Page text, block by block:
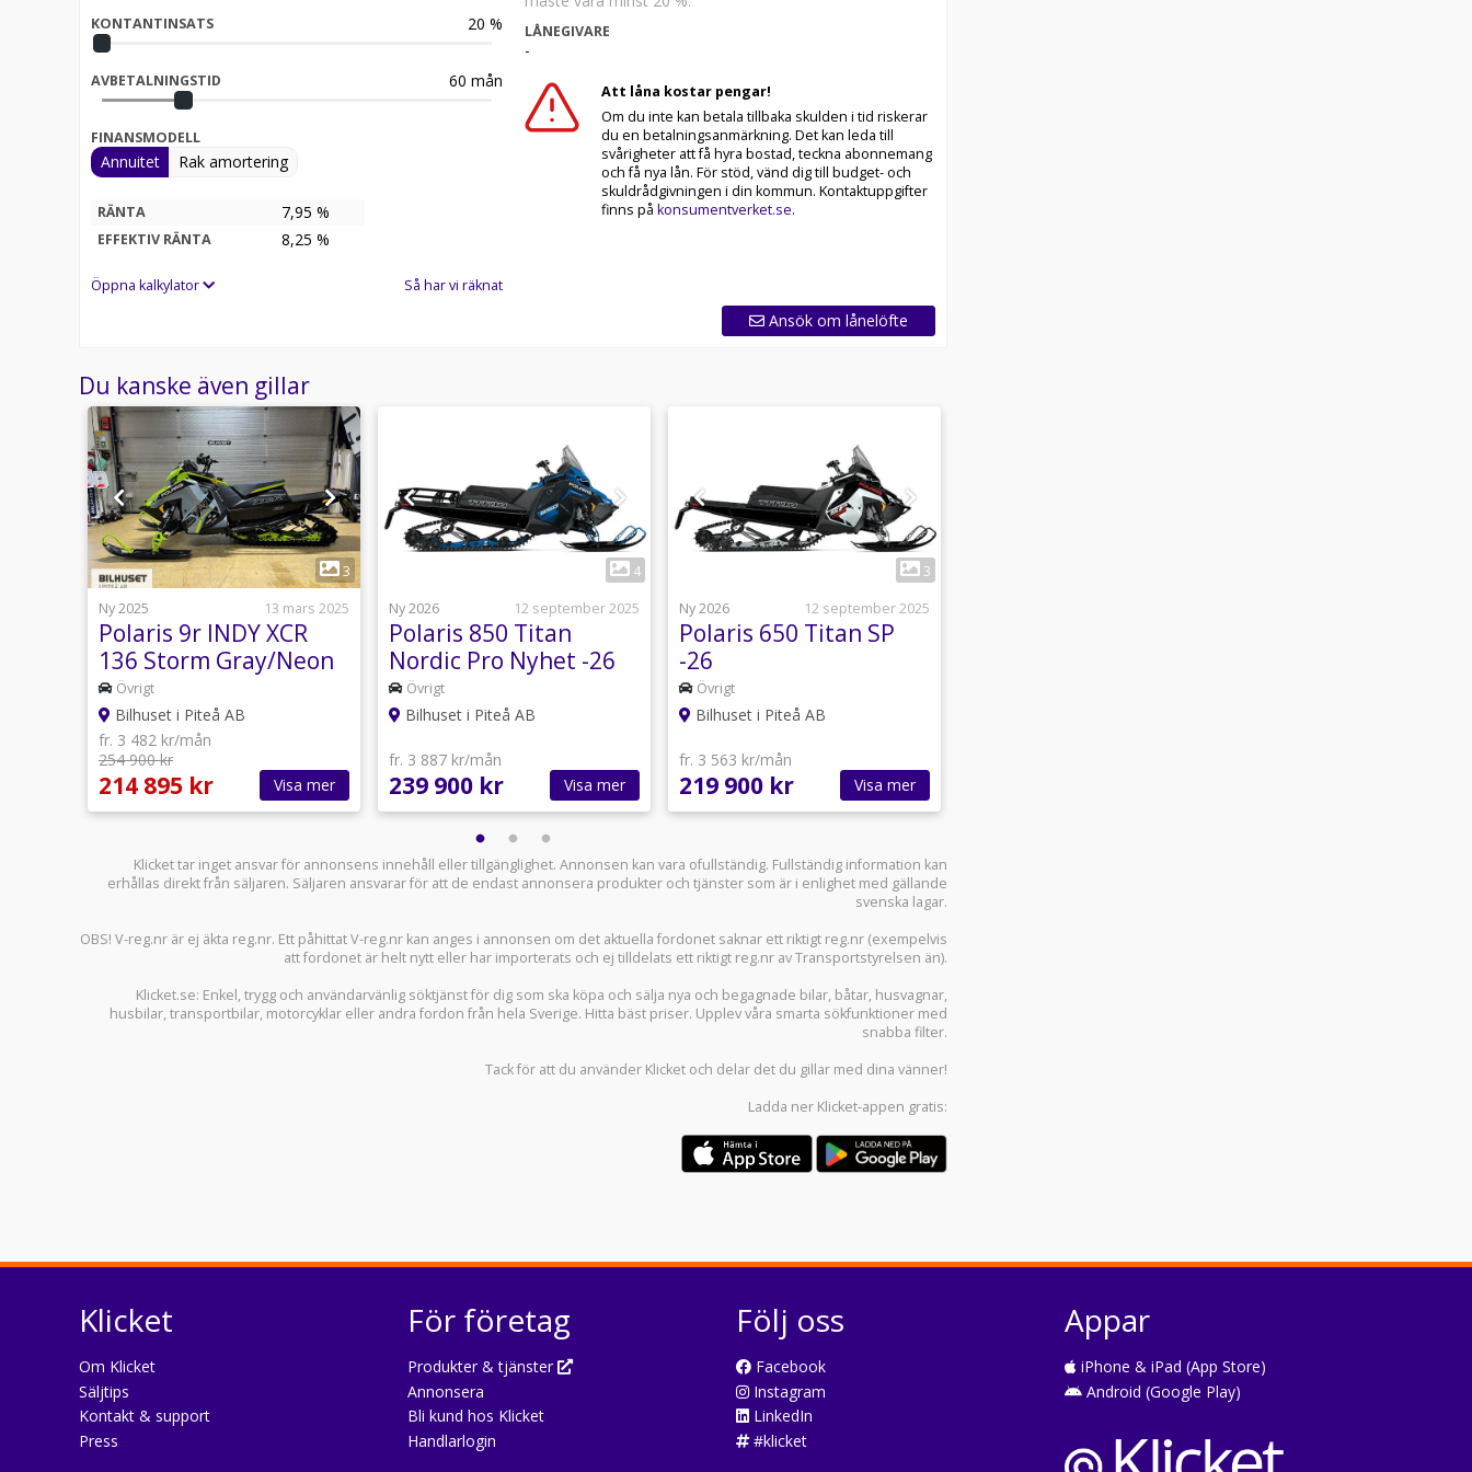
KONTANTINSATS 20 %
AVBETALNINGSTID 60 mån
FINANSMODELL
Annuitet Rak amortering
RÄNTA 7,95 %
EFFEKTIV RÄNTA 8,25 %
Öppna kalkylator Så har vi räknat
LÅNEGIVARE
-
Att låna kostar pengar!
Om du inte kan betala tillbaka skulden i tid riskerar
du en betalningsanmärkning. Det kan leda till
svårigheter att få hyra bostad, teckna abonnemang
och få nya lån. För stöd, vänd dig till budget- och
skuldrådgivningen i din kommun. Kontaktuppgifter
finns på konsumentverket.se.
Ansök om lånelöfte
Du kanske även gillar
1
3
Ny 2025
13 mars 2025
Polaris 9r INDY XCR
136 Storm Gray/Neon
Kampanj -25
Övrigt
Bilhuset i Piteå AB
fr. 3 482 kr/mån
254 900 kr
214 895 kr Visa mer
4
Ny 2026
12 september 2025
Polaris 850 Titan
Nordic Pro Nyhet -26
Övrigt
Bilhuset i Piteå AB
fr. 3 887 kr/mån
239 900 kr Visa mer
3
Ny 2026
12 september 2025
Polaris 650 Titan SP
-26
Övrigt
Bilhuset i Piteå AB
fr. 3 563 kr/mån
219 900 kr Visa mer
Klicket tar inget ansvar för annonsens innehåll eller tillgänglighet. Annonsen kan vara ofullständig. Fullständig information kan
erhållas direkt från säljaren. Säljaren ansvarar för att de endast annonsera produkter och tjänster som är i enlighet med gällande
svenska lagar.
OBS! V-reg.nr är ej äkta reg.nr. Ett påhittat V-reg.nr kan anges i annonsen om det aktuella fordonet saknar ett riktigt reg.nr (exempelvis
att fordonet är helt nytt eller har importerats och ej tilldelats ett riktigt reg.nr av Transportstyrelsen än).
Klicket.se: Enkel, trygg och användarvänlig söktjänst för dig som ska köpa och sälja nya och begagnade bilar, båtar, husvagnar,
husbilar,transportbilar, motorcyklar eller andra fordon från hela Sverige. Hitta bäst priser. Upplev våra smarta sökfunktioner med
snabba filter.
Tack för att du använder Klicket och delar det du gillar med dina vänner!
Ladda ner Klicket-appen gratis:
Klicket
Om Klicket
Säljtips
Kontakt & support
Press
För företag
Produkter & tjänster
Annonsera
Bli kund hos Klicket
Handlarlogin
Följ oss
Facebook
Instagram
LinkedIn
#klicket
Appar
iPhone & iPad (App Store)
Android (Google Play)